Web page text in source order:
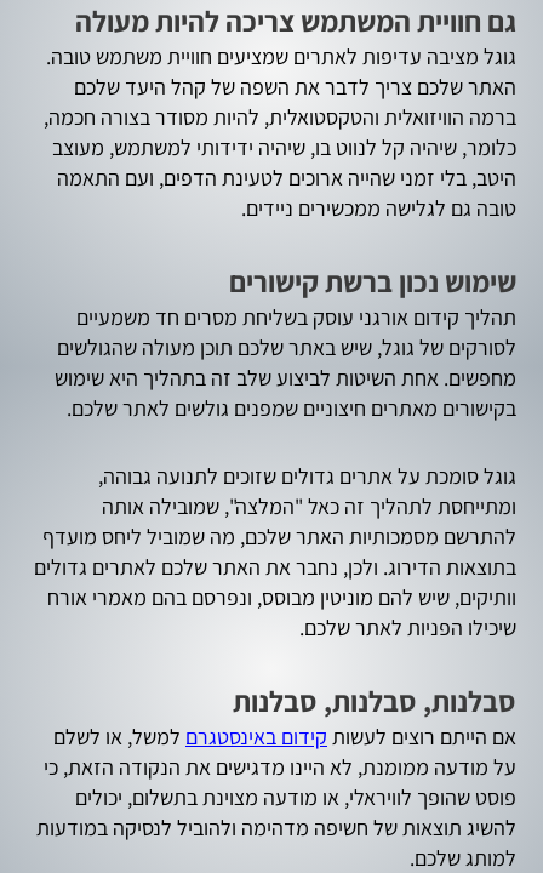
גם חוויית המשתמש צריכה להיות מעולה
גוגל מציבה עדיפות לאתרים שמציעים חוויית משתמש טובה.
האתר שלכם צריך לדבר את השפה של קהל היעד שלכם
ברמה הוויזואלית והטקסטואלית, להיות מסודר בצורה חכמה,
כלומר, שיהיה קל לנווט בו, שיהיה ידידותי למשתמש, מעוצב
היטב, בלי זמני שהייה ארוכים לטעינת הדפים, ועם התאמה
טובה גם לגלישה ממכשירים ניידים.
שימוש נכון ברשת קישורים
תהליך קידום אורגני עוסק בשליחת מסרים חד משמעיים
לסורקים של גוגל, שיש באתר שלכם תוכן מעולה שהגולשים
מחפשים. אחת השיטות לביצוע שלב זה בתהליך היא שימוש
בקישורים מאתרים חיצוניים שמפנים גולשים לאתר שלכם.
גוגל סומכת על אתרים גדולים שזוכים לתנועה גבוהה,
ומתייחסת לתהליך זה כאל "המלצה", שמובילה אותה
להתרשם מסמכותיות האתר שלכם, מה שמוביל ליחס מועדף
בתוצאות הדירוג. ולכן, נחבר את האתר שלכם לאתרים גדולים
וותיקים, שיש להם מוניטין מבוסס, ונפרסם בהם מאמרי אורח
שיכילו הפניות לאתר שלכם.
סבלנות, סבלנות, סבלנות
אם הייתם רוצים לעשות קידום באינסטגרם למשל, או לשלם
על מודעה ממומנת, לא היינו מדגישים את הנקודה הזאת, כי
פוסט שהופך לוויראלי, או מודעה מצוינת בתשלום, יכולים
להשיג תוצאות של חשיפה מדהימה ולהוביל לנסיקה במודעות
למותג שלכם.